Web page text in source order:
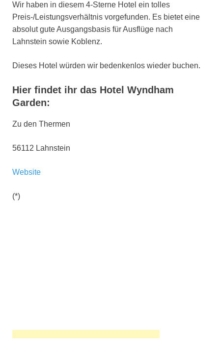
Wir haben in diesem 4-Sterne Hotel ein tolles
Preis-/Leistungsverhältnis vorgefunden. Es bietet eine
absolut gute Ausgangsbasis für Ausflüge nach
Lahnstein sowie Koblenz.
Dieses Hotel würden wir bedenkenlos wieder buchen.
Hier findet ihr das Hotel Wyndham
Garden:
Zu den Thermen
56112 Lahnstein
Website
(*)